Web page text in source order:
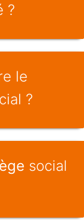
?
le
?
social